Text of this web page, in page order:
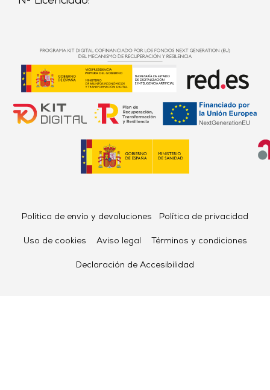
Política de envío y devoluciones Política de privacidad
Uso de cookies Aviso legal Términos y condiciones
Declaración de Accesibilidad